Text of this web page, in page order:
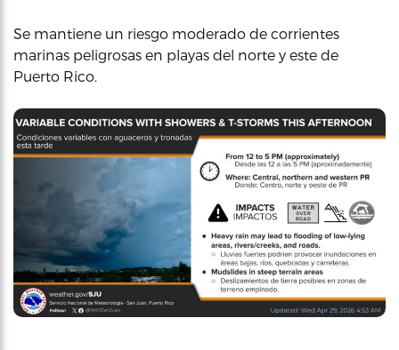
Se mantiene un riesgo moderado de corrientes
marinas peligrosas en playas del norte y este de
Puerto Rico.